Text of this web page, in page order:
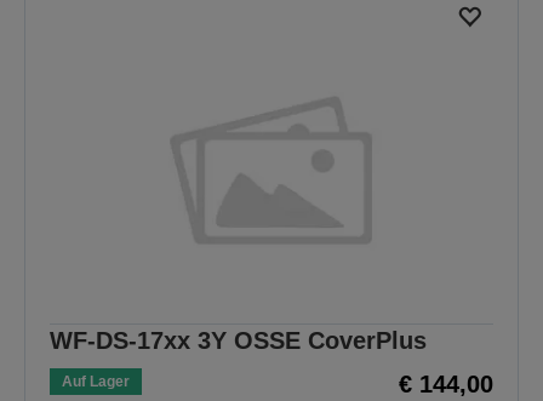
WF-DS-17xx 3Y OSSE CoverPlus
Auf Lager € 144,00